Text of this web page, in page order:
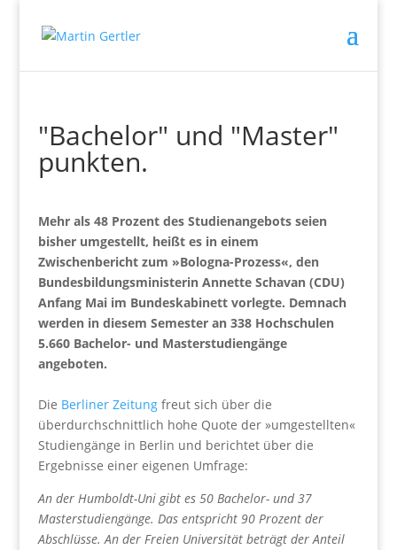
"Bachelor" und "Master"
punkten.
Mehr als 48 Prozent des Studienangebots seien
bisher umgestellt, heißt es in einem
Zwischenbericht zum »Bologna-Prozess«, den
Bundesbildungsministerin Annette Schavan (CDU)
Anfang Mai im Bundeskabinett vorlegte. Demnach
werden in diesem Semester an 338 Hochschulen
5.660 Bachelor- und Masterstudiengänge
angeboten.
Die Berliner Zeitungfreut sich über die
überdurchschnittlich hohe Quote der »umgestellten«
Studiengänge in Berlin und berichtet über die
Ergebnisse einer eigenen Umfrage:
An der Humboldt-Uni gibt es 50 Bachelor- und 37
Masterstudiengänge. Das entspricht 90 Prozent der
Abschlüsse. An der Freien Universität beträgt der Anteil